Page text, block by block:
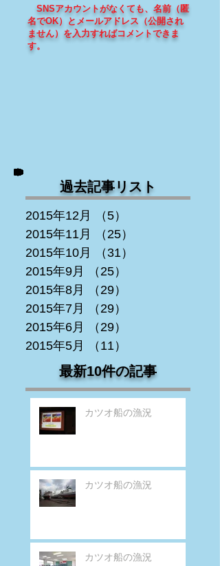
SNSアカウントがなくても、 名前（匿
名でOK）とメールアドレス（公開され
ません）を入力すればコメントできま
す。
過去記事リスト
2015年12月 （5）
2015年11月
（25）
2015年10月
（31）
2015年9月
（25）
2015年8月
（29）
2015年7月
（29）
2015年6月
（29）
2015年5月
（11）
最新10件の記事
カツオ船の漁況
カツオ船の漁況
カツオ船の漁況